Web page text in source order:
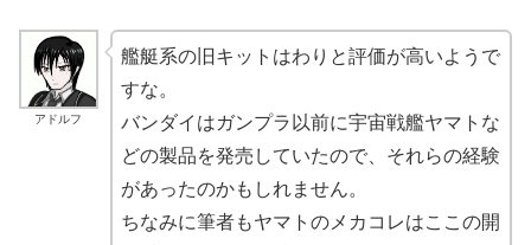
アドルフ
艦艇系の旧キットはわりと評価が高いようで
すな。
バンダイはガンプラ以前に宇宙戦艦ヤマトな
どの製品を発売していたので、それらの経験
があったのかもしれません。
ちなみに筆者もヤマトのメカコレはここの開